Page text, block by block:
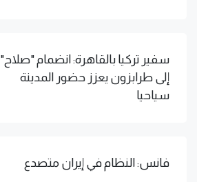
سفير تركيا بالقاهرة: انضمام "صلاح"
إلى طرابزون يعزز حضور المدينة
سياحيا
فانس: النظام في إيران متصدع